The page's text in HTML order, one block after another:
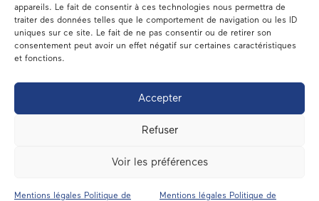
appareils. Le fait de consentir à ces technologies nous permettra de
traiter des données telles que le comportement de navigation ou les ID
uniques sur ce site. Le fait de ne pas consentir ou de retirer son
consentement peut avoir un effet négatif sur certaines caractéristiques
et fonctions.
Accepter
Refuser
Voir les préférences
Mentions légales Politique de Mentions légales Politique de
Votre député
Dans les médias
En circonscription
A l’assemblée
Contact